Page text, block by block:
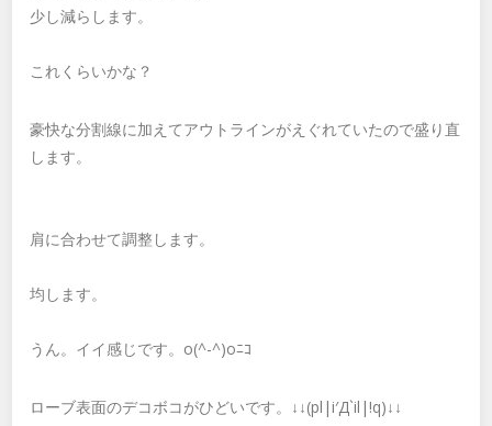
少し減らします。
これくらいかな？
豪快な分割線に加えてアウトラインがえぐれていたので盛り直
します。
肩に合わせて調整します。
均します。
うん。イイ感じです。o(^-^)oﾆｺ
ローブ表面のデコボコがひどいです。↓↓(pl|i′Д`il|!q)↓↓